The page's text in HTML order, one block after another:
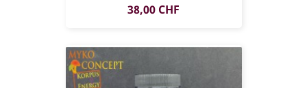
Prix
38,00 CHF